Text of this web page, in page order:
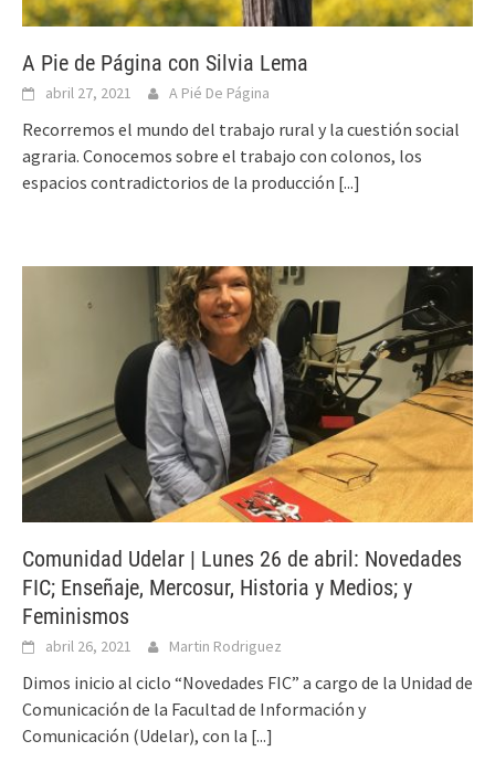
A Pie de Página con Silvia Lema
abril 27, 2021 A Pié De Página
Recorremos el mundo del trabajo rural y la cuestión social
agraria. Conocemos sobre el trabajo con colonos, los
espacios contradictorios de la producción [...]
Comunidad Udelar | Lunes 26 de abril: Novedades
FIC; Enseñaje, Mercosur, Historia y Medios; y
Feminismos
abril 26, 2021 Martin Rodriguez
Dimos inicio al ciclo “Novedades FIC” a cargo de la Unidad de
Comunicación de la Facultad de Información y
Comunicación (Udelar), con la [...]